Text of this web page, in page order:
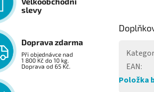
slevy
Doprava zdarma
Při objednávce nad
1 800 Kč do 10 kg.
Doprava od 65 Kč.
EAN:
Položka